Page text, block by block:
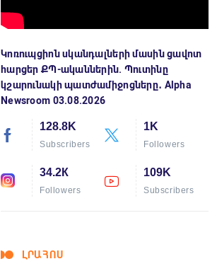
Կոռուպցիոն սկանդալների մասին ցավոտ
հարցեր ՔՊ-ականներին. Պուտինը
կշարունակի պատժամիջոցները․ Alpha
Newsroom 03.08.2026
128.8K
Subscribers
1K
Followers
34.2К
Followers
109K
Subscribers
ԼՐԱՀՈՍ